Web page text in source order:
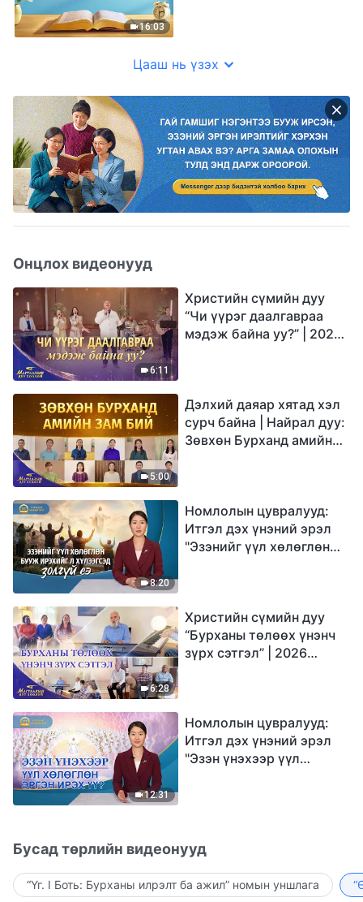
16:03
Цааш нь үзэх
Онцлох видеонууд
6:11
Христийн сүмийн дуу
“Чи үүрэг даалгавраа
мэдэж байна уу?” | 2026
5:00
Дэлхий даяар хятад хэл
сурч байна | Найрал дуу:
Зөвхөн Бурханд амийн
8:20
Номлолын цувралууд:
Итгэл дэх үнэний эрэл
"Эзэнийг үүл хөлөглөн
6:28
Христийн сүмийн дуу
“Бурханы төлөөх үнэнч
зүрх сэтгэл” | 2026
12:31
Номлолын цувралууд:
Итгэл дэх үнэний эрэл
"Эзэн үнэхээр үүл
Бусад төрлийн видеонууд
“Үг. I Боть: Бурханы илрэлт ба ажил” номын уншлага